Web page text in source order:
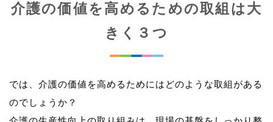
介護の価値を高めるための取組は大
きく３つ
では、介護の価値を高めるためにはどのような取組がある
のでしょうか？